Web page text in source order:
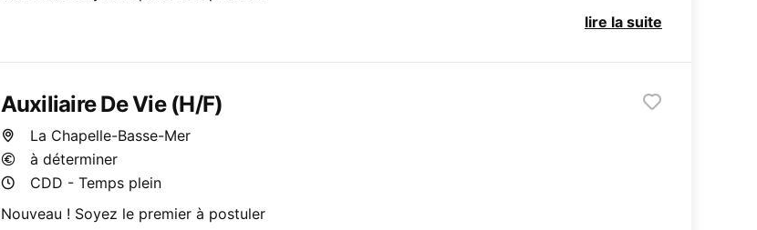
lire la suite
Auxiliaire De Vie (H/F)
La Chapelle-Basse-Mer
à déterminer
CDD - Temps plein
Nouveau ! Soyez le premier à postuler